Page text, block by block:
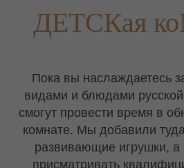
ДЕТСКая
Пока вы наслаждаетесь
видами и блюдами
смогут провести время в
комнате. Мы добавили
развивающие игрушки, а
присматривать